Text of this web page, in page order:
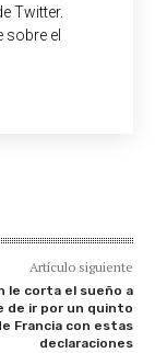
Twitter.
sobre el
Artículo siguiente
le corta el sueño a
de ir por un quinto
Francia con estas
declaraciones